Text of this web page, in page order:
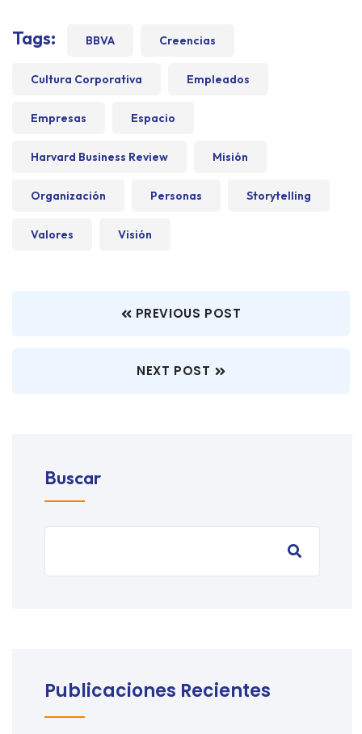
Tags: BBVA Creencias
Cultura Corporativa Empleados
Empresas Espacio
Harvard Business Review Misión
Organización Personas Storytelling
Valores Visión
PREVIOUS POST
NEXT POST
Buscar
Publicaciones Recientes